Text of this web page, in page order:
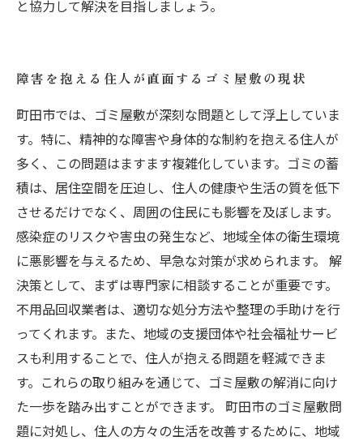
と協力して解決を目指しましょう。
障害を抱える住人が直面するゴミ屋敷の現状
町田市では、ゴミ屋敷が深刻な問題として浮上していま
す。特に、精神的な障害や身体的な制約を抱える住人が
多く、この問題はますます複雑化しています。ゴミの蓄
積は、居住空間を圧迫し、住人の健康や生活の質を低下
させるだけでなく、周囲の住民にも影響を及ぼします。
感染症のリスクや害虫の発生など、地域全体の衛生環境
に悪影響を与えるため、早急な対策が求められます。 解
決策として、まずは専門家に相談することが重要です。
不用品回収業者は、適切な処分方法や整理の手助けを行
ってくれます。また、地域の支援団体や社会福祉サービ
スも利用することで、住人が抱える問題を軽減できま
す。これらの取り組みを通じて、ゴミ屋敷の解消に向け
た一歩を踏み出すことができます。 町田市のゴミ屋敷問
題に対処し、住人の方々の生活を改善するために、地域